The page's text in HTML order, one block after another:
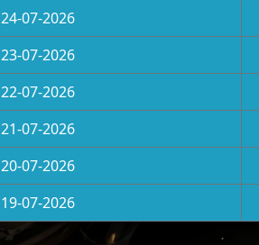
24-07-2026
23-07-2026
22-07-2026
21-07-2026
20-07-2026
19-07-2026